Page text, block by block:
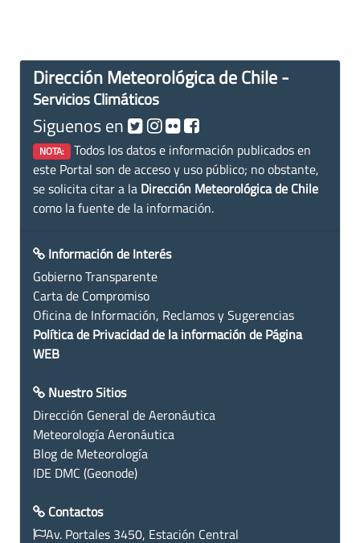
Dirección Meteorológica de Chile -
Servicios Climáticos
Siguenos en
NOTA: Todos los datos e información publicados en
este Portal son de acceso y uso público; no obstante,
se solicita citar a la Dirección Meteorológica de Chile
como la fuente de la información.
Información de Interés
Gobierno Transparente
Carta de Compromiso
Oficina de Información, Reclamos y Sugerencias
Política de Privacidad de la información de Página
WEB
Nuestro Sitios
Dirección General de Aeronáutica
Meteorología Aeronáutica
Blog de Meteorología
IDE DMC (Geonode)
Contactos
Av. Portales 3450, Estación Central